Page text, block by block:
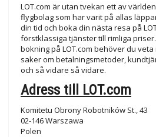
LOT.com är utan tvekan ett av
flygbolag som har varit på allas
din tid och boka din nästa resa på
förstklassiga tjänster till rimliga
bokning på LOT.com behöver du
saker om betalningsmetoder,
och så vidare så vidare.
Adress till LOT.com
Komitetu Obrony Robotników St., 43
02-146 Warszawa
Polen